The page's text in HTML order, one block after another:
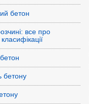
бетон
все про
бетону